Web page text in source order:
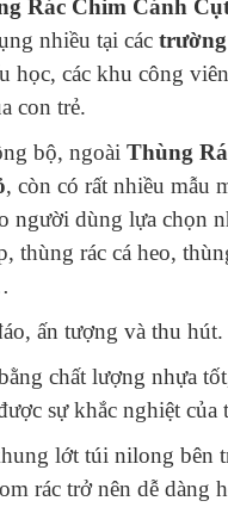
Rác Chim Cánh
nhiều tại các
học, các khu công
con trẻ.
bộ, ngoài Thùng
, còn có rất nhiều mẫu
người dùng lựa chọn
thùng rác cá heo,
ấn tượng và thu hút.
chất lượng nhựa
sự khắc nghiệt của
lớt túi nilong bên
rác trở nên dễ dàng